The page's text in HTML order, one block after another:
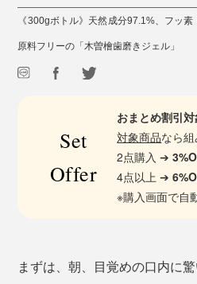
《300gボトル》天然成分97.1%、フッ
原料フリーの「木曽檜歯磨きジェル」
Set
Offer
おまとめ割引対
対象商品なら組
2点購入 ➔
4点以上 ➔
※購入画面で自
まずは、朝、目覚めの口内に驚